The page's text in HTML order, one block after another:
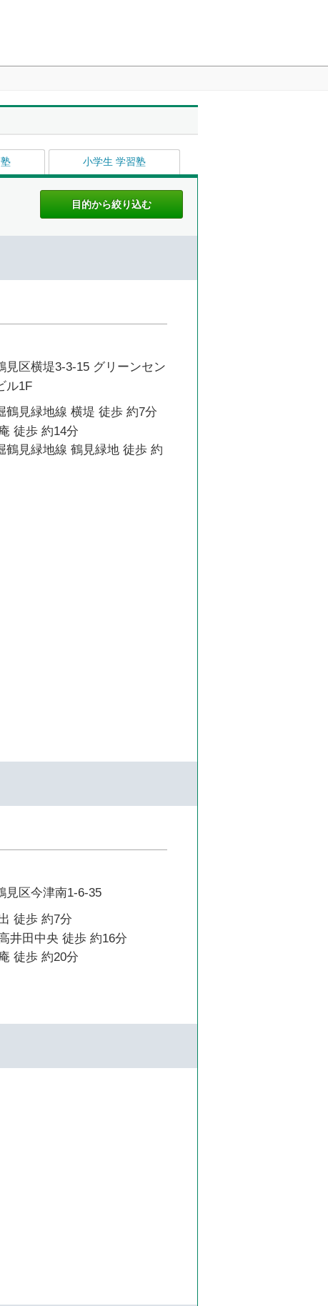
小学生 学習塾
見区横堤3-3-15 グリーンセン
ル1F
鶴見緑地線 横堤 徒歩 約7分
徒歩 約14分
鶴見緑地線 鶴見緑地 徒歩 約
見区今津南1-6-35
徒歩 約7分
井田中央 徒歩 約16分
徒歩 約20分